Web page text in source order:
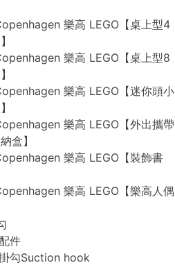
樂高 LEGO【桌上型4
樂高 LEGO【桌上型8
樂高 LEGO【迷你頭小
樂高 LEGO【外出攜帶
盒】
樂高 LEGO【裝飾書
樂高 LEGO【樂高人偶
件
勾Suction hook